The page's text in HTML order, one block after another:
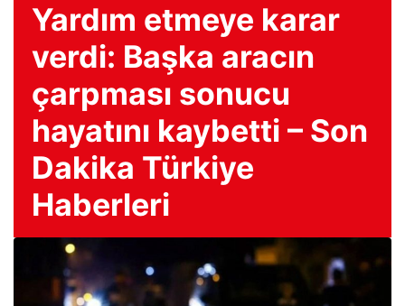
Yardım etmeye karar
verdi: Başka aracın
çarpması sonucu
hayatını kaybetti – Son
Dakika Türkiye
Haberleri